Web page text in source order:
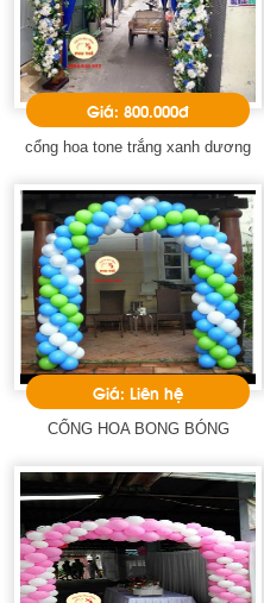
Giá: 800.000đ
cổng hoa tone trắng xanh dương
Giá: Liên hệ
CỔNG HOA BONG BÓNG